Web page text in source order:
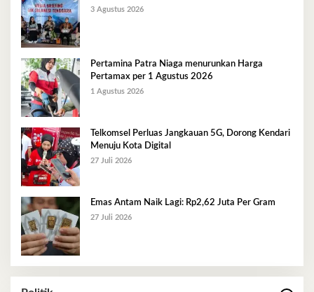
3 Agustus 2026
Pertamina Patra Niaga menurunkan Harga
Pertamax per 1 Agustus 2026
1 Agustus 2026
Telkomsel Perluas Jangkauan 5G, Dorong Kendari
Menuju Kota Digital
27 Juli 2026
Emas Antam Naik Lagi: Rp2,62 Juta Per Gram
27 Juli 2026